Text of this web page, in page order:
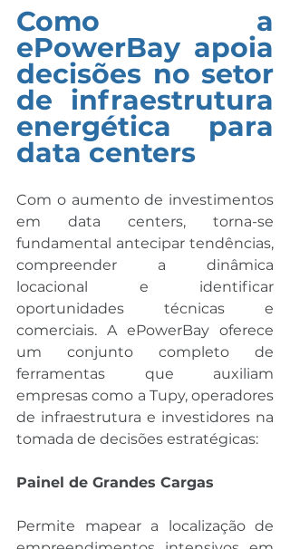
Como a
ePowerBay apoia
decisões no setor
de infraestrutura
energética para
data centers
Com o aumento de investimentos
em data centers, torna-se
fundamental antecipar tendências,
compreender a dinâmica
locacional e identificar
oportunidades técnicas e
comerciais. A ePowerBay oferece
um conjunto completo de
ferramentas que auxiliam
empresas como a Tupy, operadores
de infraestrutura e investidores na
tomada de decisões estratégicas:
Painel de Grandes Cargas
Permite mapear a localização de